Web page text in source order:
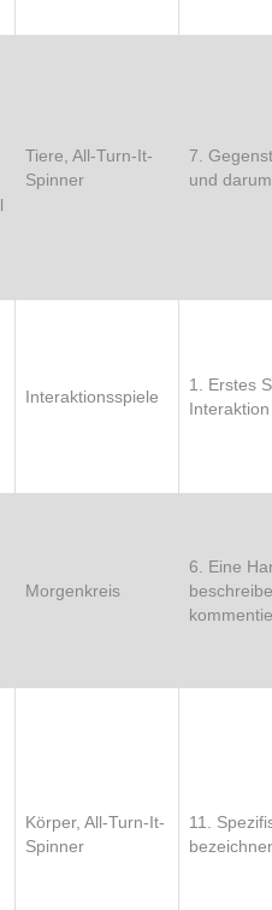
Tiere, All-Turn-It-
Spinner
7.
und
Interaktionsspiele
1. Erstes
Interaktion
Morgenkreis
6. Eine
Körper, All-Turn-It-
Spinner
11.